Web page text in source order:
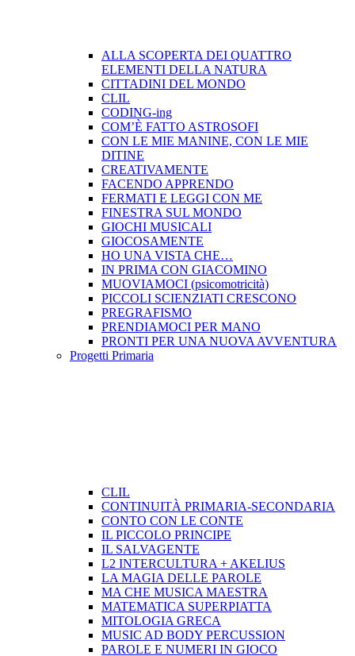
ALLA SCOPERTA DEI QUATTRO
ELEMENTI DELLA NATURA
CITTADINI DEL MONDO
CLIL
CODING-ing
COM’È FATTO ASTROSOFI
CON LE MIE MANINE, CON LE MIE
DITINE
CREATIVAMENTE
FACENDO APPRENDO
FERMATI E LEGGI CON ME
FINESTRA SUL MONDO
GIOCHI MUSICALI
GIOCOSAMENTE
HO UNA VISTA CHE…
IN PRIMA CON GIACOMINO
MUOVIAMOCI (psicomotricità)
PICCOLI SCIENZIATI CRESCONO
PREGRAFISMO
PRENDIAMOCI PER MANO
PRONTI PER UNA NUOVA AVVENTURA
Progetti Primaria
CLIL
CONTINUITÀ PRIMARIA-SECONDARIA
CONTO CON LE CONTE
IL PICCOLO PRINCIPE
IL SALVAGENTE
L2 INTERCULTURA + AKELIUS
LA MAGIA DELLE PAROLE
MA CHE MUSICA MAESTRA
MATEMATICA SUPERPIATTA
MITOLOGIA GRECA
MUSIC AD BODY PERCUSSION
PAROLE E NUMERI IN GIOCO